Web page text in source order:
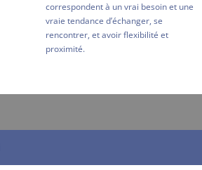
correspondent à un vrai besoin et une
vraie tendance d’échanger, se
rencontrer, et avoir flexibilité et
proximité.